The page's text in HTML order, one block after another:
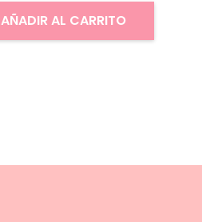
AÑADIR AL CARRITO